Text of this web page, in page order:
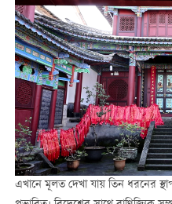
এখানে মূলত দেখা যায় তিন ধরনের